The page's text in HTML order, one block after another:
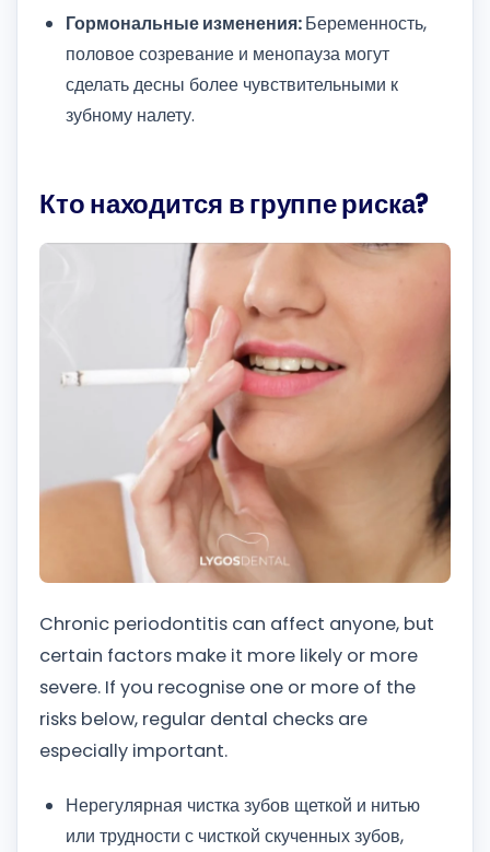
Гормональные изменения:Беременность,
половое созревание и менопауза могут
сделать десны более чувствительными к
зубному налету.
Кто находится в группе риска?
Chronic periodontitis can affect anyone, but
certain factors make it more likely or more
severe. If you recognise one or more of the
risks below, regular dental checks are
especially important.
Нерегулярная чистка зубов щеткой и нитью
или трудности с чисткой скученных зубов,